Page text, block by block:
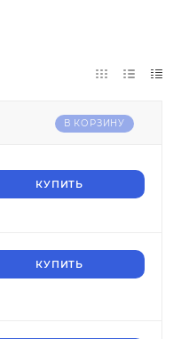
В КОРЗИНУ
КУПИТЬ
КУПИТЬ